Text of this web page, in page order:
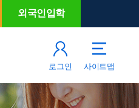
외국인입학
로그인 사이트맵